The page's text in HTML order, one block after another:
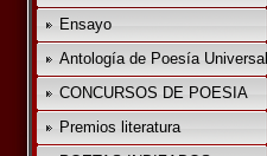
Ensayo
Antología de Poesía Universal
CONCURSOS DE POESIA
Premios literatura